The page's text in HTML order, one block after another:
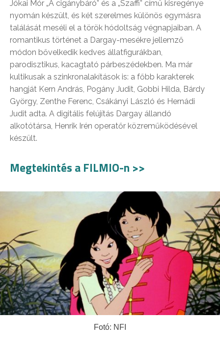
Jókai Mór „A cigánybáró” és a „Szaffi” című kisregénye
nyomán készült, és két szerelmes különös egymásra
találását meséli el a török hódoltság végnapjaiban. A
romantikus történet a Dargay-mesékre jellemző
módon bővelkedik kedves állatfigurákban,
parodisztikus, kacagtató párbeszédekben. Ma már
kultikusak a szinkronalakítások is: a főbb karakterek
hangját Kern András, Pogány Judit, Gobbi Hilda, Bárdy
György, Zenthe Ferenc, Csákányi László és Hernádi
Judit adta. A digitális felújítás Dargay állandó
alkotótársa, Henrik Irén operatőr közreműködésével
készült.
Megtekintés a FILMIO-n >>
Fotó: NFI